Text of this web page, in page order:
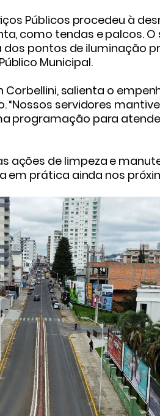
Públicos procedeu à
como tendas e palcos.
dos pontos de iluminação
Municipal.
Corbellini, salienta o
“Nossos servidores
programação para
ações de limpeza e
em prática ainda nos